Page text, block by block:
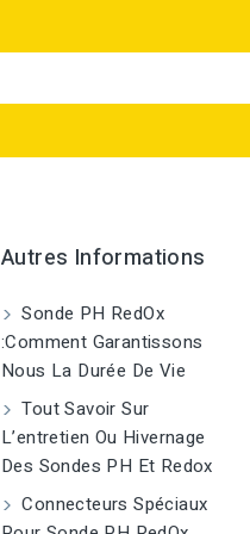
Autres Informations
Sonde PH RedOx
:Comment Garantissons
Nous La Durée De Vie
Tout Savoir Sur
L’entretien Ou Hivernage
Des Sondes PH Et Redox
Connecteurs Spéciaux